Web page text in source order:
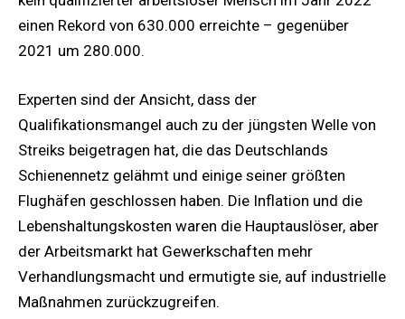
einen Rekord von 630.000 erreichte – gegenüber
2021 um 280.000.
Experten sind der Ansicht, dass der
Qualifikationsmangel auch zu der jüngsten Welle von
Streiks beigetragen hat, die das Deutschlands
Schienennetz gelähmt und einige seiner größten
Flughäfen geschlossen haben. Die Inflation und die
Lebenshaltungskosten waren die Hauptauslöser, aber
der Arbeitsmarkt hat Gewerkschaften mehr
Verhandlungsmacht und ermutigte sie, auf industrielle
Maßnahmen zurückzugreifen.